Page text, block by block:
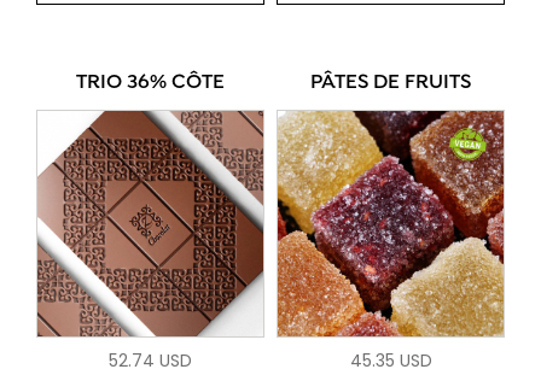
TRIO 36% CÔTE
52.74 USD
PÂTES DE FRUITS
45.35 USD